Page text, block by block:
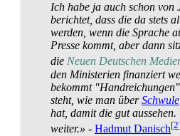
Ich habe ja auch schon von
berichtet, dass die da stets
werden, wenn die Sprache
Presse kommt, aber dann
die Neuen Deutschen
den Ministerien finanziert
bekommt
steht, wie man überSchwule
hat, damit die gut
weiter.» - Hadmut Danisch